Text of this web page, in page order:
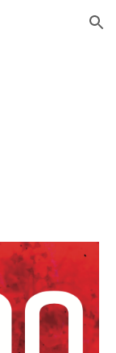
Skip to navigation